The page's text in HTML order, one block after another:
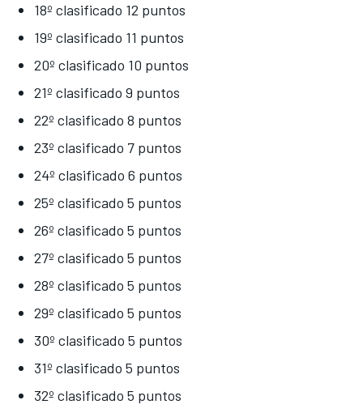
18º clasificado 12 puntos
19º clasificado 11 puntos
20º clasificado 10 puntos
21º clasificado 9 puntos
22º clasificado 8 puntos
23º clasificado 7 puntos
24º clasificado 6 puntos
25º clasificado 5 puntos
26º clasificado 5 puntos
27º clasificado 5 puntos
28º clasificado 5 puntos
29º clasificado 5 puntos
30º clasificado 5 puntos
31º clasificado 5 puntos
32º clasificado 5 puntos